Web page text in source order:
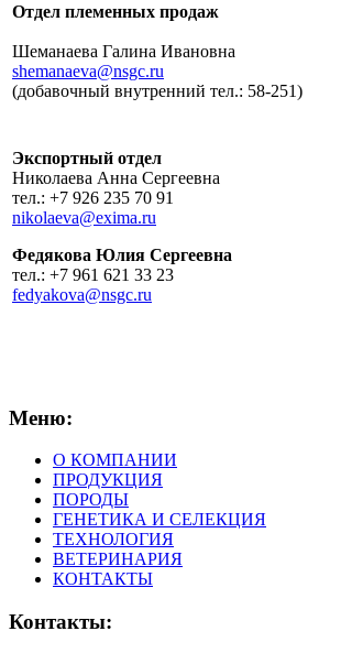
Отдел племенных продаж
Шеманаева Галина Ивановна
shemanaeva@nsgc.ru
(добавочный внутренний тел.: 58-251)
Экспортный отдел
Николаева Анна Сергеевна
тел.: +7 926 235 70 91
nikolaeva@exima.ru
Федякова Юлия Сергеевна
тел.: +7 961 621 33 23
fedyakova@nsgc.ru
Меню:
О КОМПАНИИ
ПРОДУКЦИЯ
ПОРОДЫ
ГЕНЕТИКА И СЕЛЕКЦИЯ
ТЕХНОЛОГИЯ
ВЕТЕРИНАРИЯ
КОНТАКТЫ
Контакты: